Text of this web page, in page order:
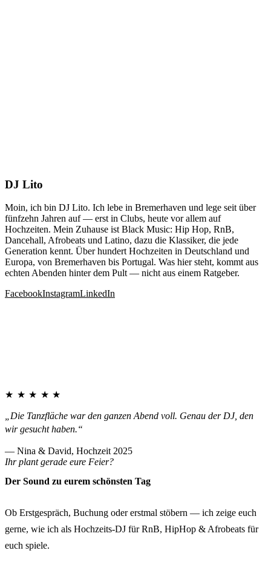
DJ Lito
Moin, ich bin DJ Lito. Ich lebe in Bremerhaven und lege seit über
fünfzehn Jahren auf — erst in Clubs, heute vor allem auf
Hochzeiten. Mein Zuhause ist Black Music: Hip Hop, RnB,
Dancehall, Afrobeats und Latino, dazu die Klassiker, die jede
Generation kennt. Über hundert Hochzeiten in Deutschland und
Europa, von Bremerhaven bis Portugal. Was hier steht, kommt aus
echten Abenden hinter dem Pult — nicht aus einem Ratgeber.
FacebookInstagramLinkedIn
★★★★★
„Die Tanzfläche war den ganzen Abend voll. Genau der DJ, den
wir gesucht haben.“
— Nina & David, Hochzeit 2025
Ihr plant gerade eure Feier?
Der Sound zu eurem schönsten Tag
Ob Erstgespräch, Buchung oder erstmal stöbern — ich zeige euch
gerne, wie ich als Hochzeits-DJ für RnB, HipHop & Afrobeats für
euch spiele.